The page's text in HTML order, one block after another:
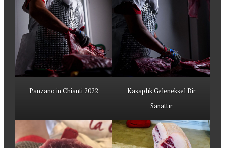
Panzano in Chianti 2022
Kasaplık Geleneksel Bir
Sanattır